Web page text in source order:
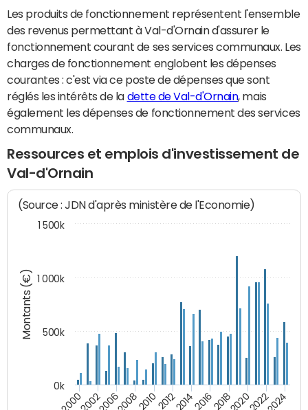
Les produits de fonctionnement représentent l'ensemble
des revenus permettant à Val-d'Ornain d'assurer le
fonctionnement courant de ses services communaux. Les
charges de fonctionnement englobent les dépenses
courantes : c'est via ce poste de dépenses que sont
réglés les intérêts de la dette de Val-d'Ornain, mais
également les dépenses de fonctionnement des services
communaux.
Ressources et emplois d'investissement de
Val-d'Ornain
Montants (€)
(Source : JDN d'après ministère de l'Economie)
200020022006200820102012201420162018202020222024
0k
500k
1 000k
1 500k